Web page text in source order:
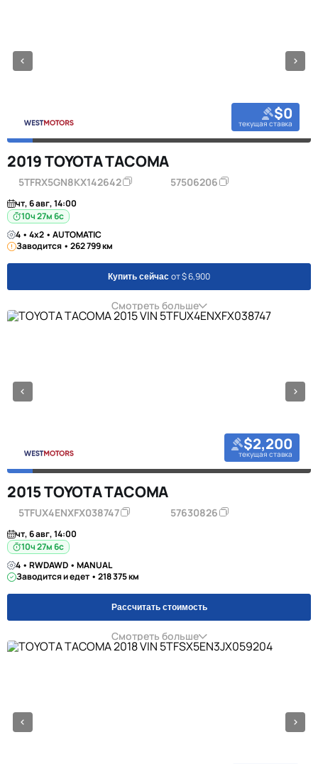
$0
текущая ставка
2019 TOYOTA TACOMA
5TFRX5GN8KX142642 57506206
чт, 6 авг, 14:00
10ч 27м 5с
4 • 4x2 • AUTOMATIC
Заводится • 262 799 км
Купить сейчас от $ 6,900
Смотреть больше
$2,200
текущая ставка
2015 TOYOTA TACOMA
5TFUX4ENXFX038747 57630826
чт, 6 авг, 14:00
10ч 27м 5с
4 • RWDAWD • MANUAL
Заводится и едет • 218 375 км
Рассчитать стоимость
Смотреть больше